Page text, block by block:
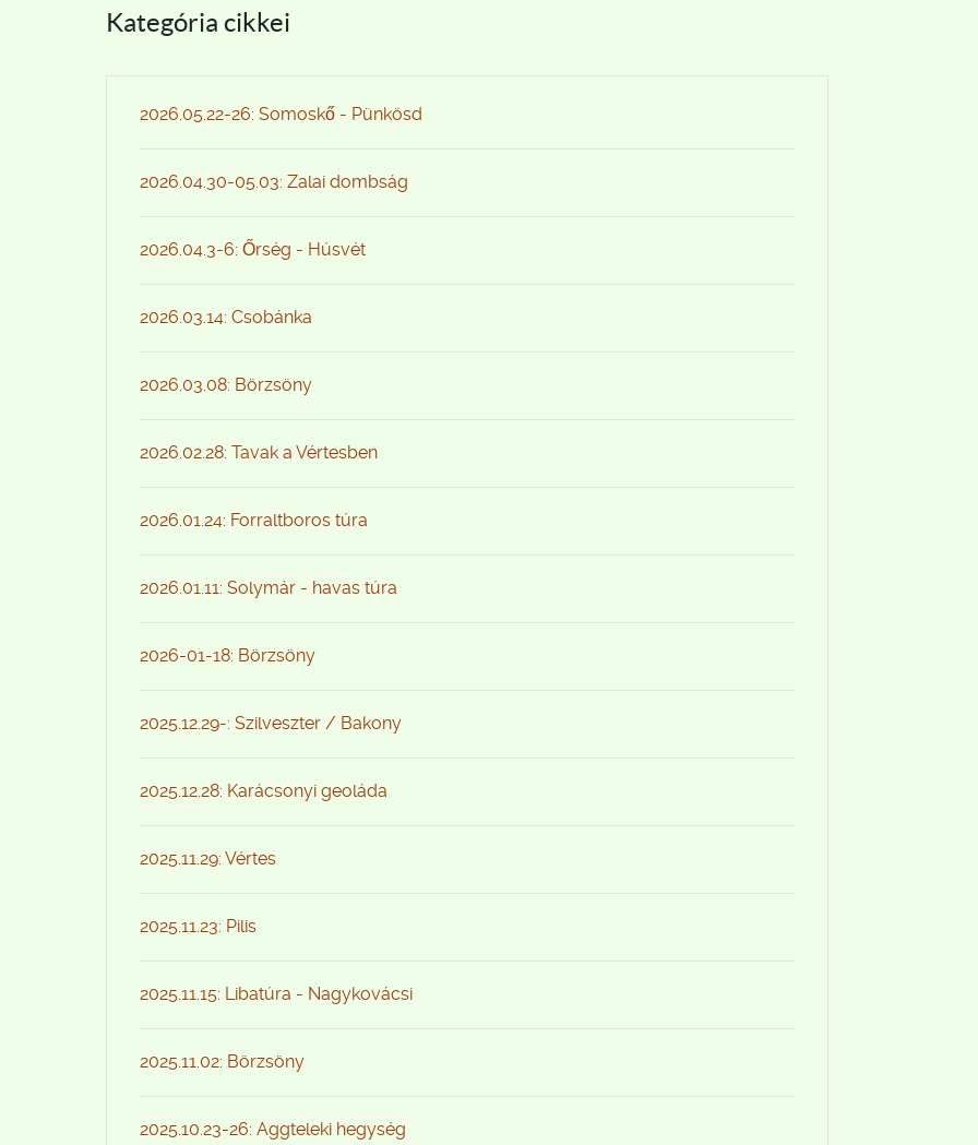
Kategória cikkei
2026.05.22-26: Somoskő - Pünkösd
2026.04.30-05.03: Zalai dombság
2026.04.3-6: Őrség - Húsvét
2026.03.14: Csobánka
2026.03.08: Börzsöny
2026.02.28: Tavak a Vértesben
2026.01.24: Forraltboros túra
2026.01.11: Solymár - havas túra
2026-01-18: Börzsöny
2025.12.29-: Szilveszter / Bakony
2025.12.28: Karácsonyi geoláda
2025.11.29: Vértes
2025.11.23: Pilis
2025.11.15: Libatúra - Nagykovácsi
2025.11.02: Börzsöny
2025.10.23-26: Aggteleki hegység